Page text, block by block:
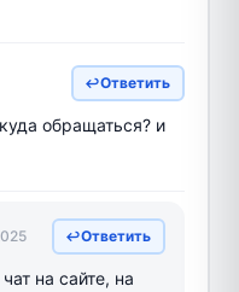
Ответить
обращаться? и
Ответить
на сайте, на